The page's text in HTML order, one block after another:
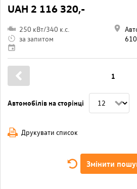
UAH 2 116 320,-
250 кВт/340 к.с.
за запитом
Автомобілів на сторінці
1
Друкувати список
Змінити